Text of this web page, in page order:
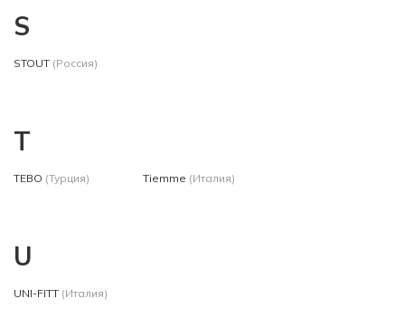
S
STOUT (Россия)
T
TEBO (Турция) Tiemme (Италия)
U
UNI-FITT (Италия)